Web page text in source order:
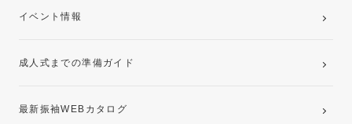
卒業袴レンタルプラン
イベント情報
成人式までの準備ガイド
最新振袖WEBカタログ